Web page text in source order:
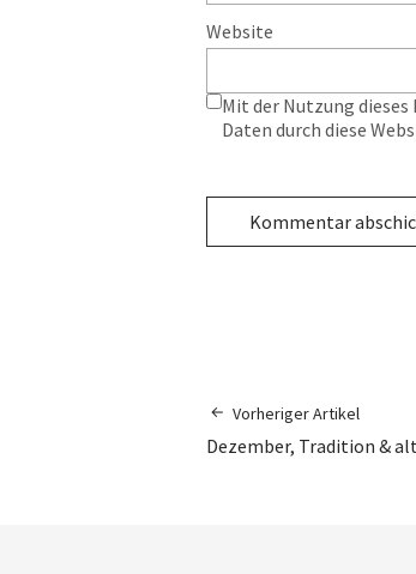
Website
Mit der Nutzung
Daten durch diese
Vorheriger Artikel
Dezember, Tradition &